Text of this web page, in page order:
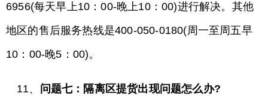
6956(每天早上10：00-晚上10：00)进行解决。其他
地区的售后服务热线是400-050-0180(周一至周五早
10：00-晚5：00)。
11、 问题七：隔离区提货出现问题怎么办?